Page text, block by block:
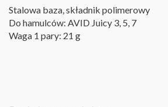
Stalowa baza, składnik polimerowy
Do hamulców: AVID Juicy 3, 5, 7
Waga 1 pary: 21 g